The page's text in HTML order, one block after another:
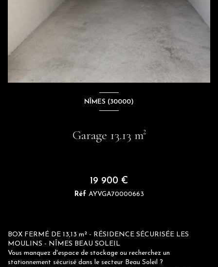
NÎMES (30000)
Garage 13.13 m²
19 900 €
Réf AYVGA70000663
BOX FERMÉ DE 13,13 m² - RÉSIDENCE SÉCURISÉE LES
MOULINS - NÎMES BEAU SOLEIL
Vous manquez d'espace de stockage ou recherchez un
stationnement sécurisé dans le secteur Beau Soleil ?